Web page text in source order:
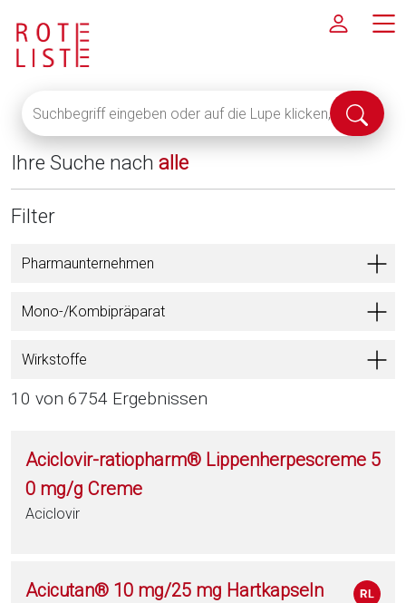
eingeben
oder
auf
die
Lupe
alle
anzuzeigen
Suche
Ihre Suche nach alle
Filter
Pharmaunternehmen
Mono-/Kombipräparat
Wirkstoffe
10 von 6754 Ergebnissen
Aciclovir-ratiopharm® Lippenherpescreme 5
0 mg/g Creme
Aciclovir
Acicutan® 10 mg/25 mg Hartkapseln